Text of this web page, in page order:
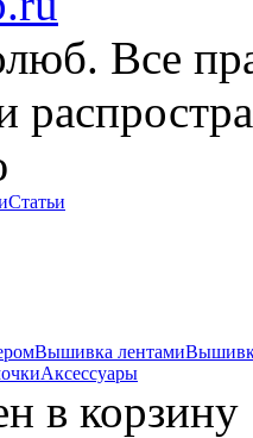
Все
Статьи
Вышивка лентами
Аксессуары
в корзину